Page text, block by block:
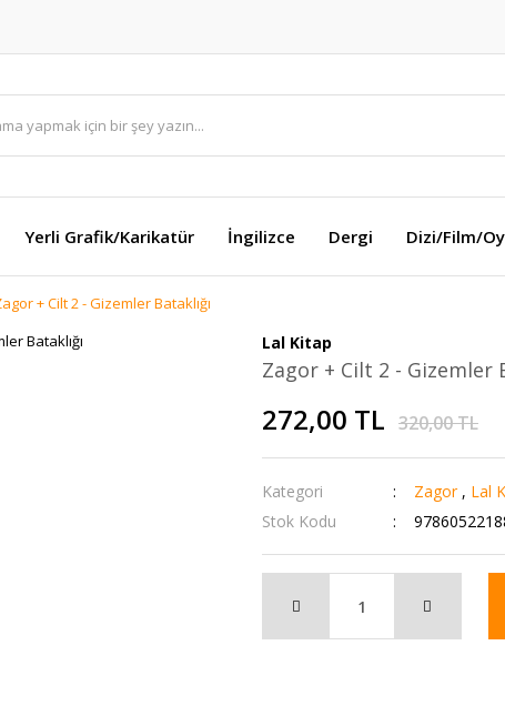
Yerli Grafik/Karikatür İngilizce Dergi Dizi/Film/
+ Cilt 2 - Gizemler Bataklığı
Lal Kitap
Zagor + Cilt 2 - Gizemler
272,00 TL 320,00 TL
Kategori Zagor , Lal
Stok Kodu